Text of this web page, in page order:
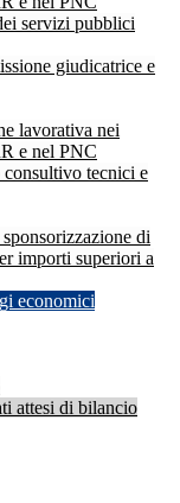
servizi pubblici
giudicatrice e
lavorativa nei
e nel PNC
tecnici e
di
importi superiori a
economici
attesi di bilancio